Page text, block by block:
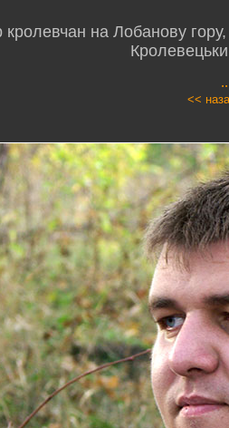
кролевчан на Лобанову
<<